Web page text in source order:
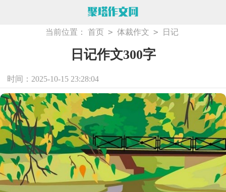
当前位置： 首页 > 体裁作文 > 日记
日记作文300字
时间：2025-10-15 23:28:04